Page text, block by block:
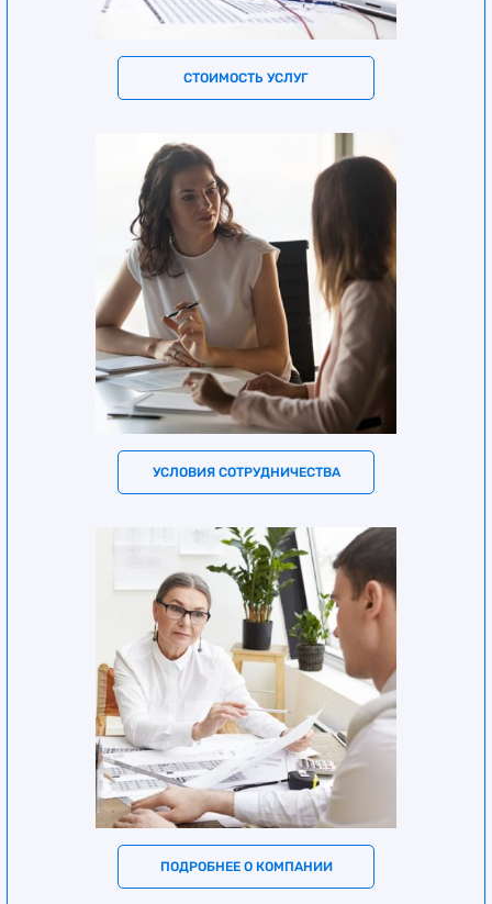
СТОИМОСТЬ УСЛУГ
УСЛОВИЯ СОТРУДНИЧЕСТВА
ПОДРОБНЕЕ О КОМПАНИИ